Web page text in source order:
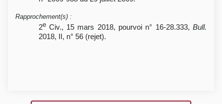
Rapprochement(s) :
2eCiv., 15 mars 2018, pourvoi n° 16-28.333, Bull.
2018, II, n° 56 (rejet).